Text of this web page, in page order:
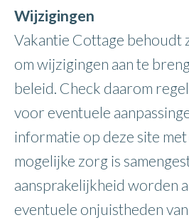
Wijzigingen
Vakantie Cottage behoudt
om wijzigingen aan te
beleid. Check daarom
voor eventuele
informatie op deze site
mogelijke zorg is
aansprakelijkheid worden
eventuele onjuistheden